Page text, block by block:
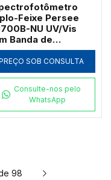
Feixe Persee
NU UV/Vis
Banda de
2nm e
UVWin (190 a
SOB CONSULTA
Consulte-nos pelo
WhatsApp
98